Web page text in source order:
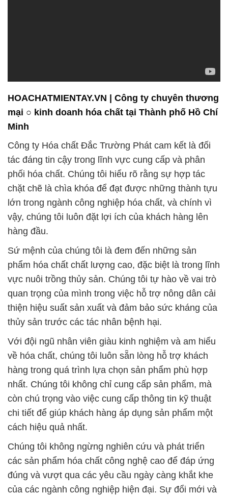
HOACHATMIENTAY.VN | Công ty chuyên thương
mại ○ kinh doanh hóa chất tại Thành phố Hồ Chí
Minh
Công ty Hóa chất Đắc Trường Phát cam kết là đối
tác đáng tin cậy trong lĩnh vực cung cấp và phân
phối hóa chất. Chúng tôi hiểu rõ rằng sự hợp tác
chặt chẽ là chìa khóa để đạt được những thành tựu
lớn trong ngành công nghiệp hóa chất, và chính vì
vậy, chúng tôi luôn đặt lợi ích của khách hàng lên
hàng đầu.
Sứ mệnh của chúng tôi là đem đến những sản
phẩm hóa chất chất lượng cao, đặc biệt là trong lĩnh
vực nuôi trồng thủy sản. Chúng tôi tự hào về vai trò
quan trọng của mình trong việc hỗ trợ nông dân cải
thiện hiệu suất sản xuất và đảm bảo sức kháng của
thủy sản trước các tác nhân bệnh hại.
Với đội ngũ nhân viên giàu kinh nghiệm và am hiểu
về hóa chất, chúng tôi luôn sẵn lòng hỗ trợ khách
hàng trong quá trình lựa chọn sản phẩm phù hợp
nhất. Chúng tôi không chỉ cung cấp sản phẩm, mà
còn chú trọng vào việc cung cấp thông tin kỹ thuật
chi tiết để giúp khách hàng áp dụng sản phẩm một
cách hiệu quả nhất.
Chúng tôi không ngừng nghiên cứu và phát triển
các sản phẩm hóa chất công nghệ cao để đáp ứng
đúng và vượt qua các yêu cầu ngày càng khắt khe
của các ngành công nghiệp hiện đại. Sự đổi mới và